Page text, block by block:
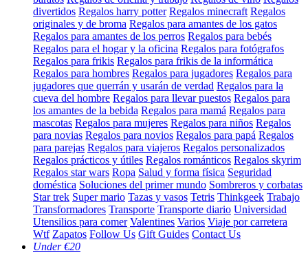
divertidos Regalos harry potter Regalos minecraft Regalos
originales y de broma Regalos para amantes de los gatos
Regalos para amantes de los perros Regalos para bebés
Regalos para el hogar y la oficina Regalos para fotógrafos
Regalos para frikis Regalos para frikis de la informática
Regalos para hombres Regalos para jugadores Regalos para
jugadores que querrán y usarán de verdad Regalos para la
cueva del hombre Regalos para llevar puestos Regalos para
los amantes de la bebida Regalos para mamá Regalos para
mascotas Regalos para mujeres Regalos para niños Regalos
para novias Regalos para novios Regalos para papá Regalos
para parejas Regalos para viajeros Regalos personalizados
Regalos prácticos y útiles Regalos románticos Regalos skyrim
Regalos star wars Ropa Salud y forma física Seguridad
doméstica Soluciones del primer mundo Sombreros y corbatas
Star trek Super mario Tazas y vasos Tetris Thinkgeek Trabajo
Transformadores Transporte Transporte diario Universidad
Utensilios para comer Valentines Varios Viaje por carretera
Wtf Zapatos Follow Us Gift Guides Contact Us
Under €20